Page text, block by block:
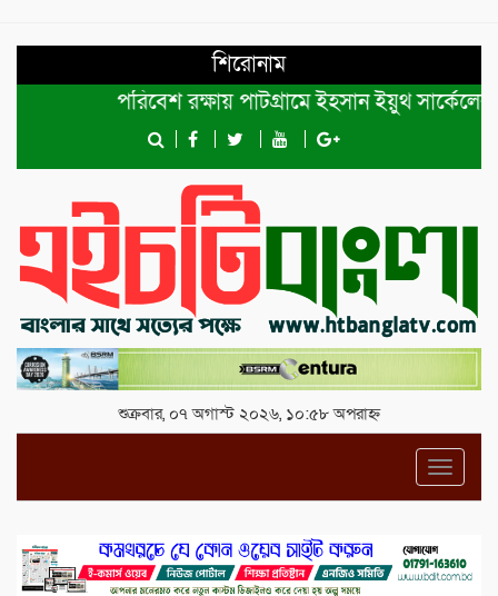
শিরোনাম
পরিবেশ রক্ষায় পাটগ্রামে ইহসান ইয়ুথ সার্কেলের
শুক্রবার, ০৭ অগাস্ট ২০২৬, ১০:৫৮ অপরাহ্ন